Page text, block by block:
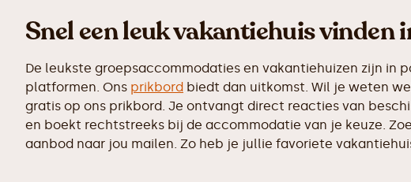
Snel een leuk vakantiehuis
De leukste groepsaccommodaties en vakantiehuizen zijn
platformen. Ons prikbord biedt dan uitkomst. Wil je weten
gratis op ons prikbord. Je ontvangt direct reacties van
en boekt rechtstreeks bij de accommodatie van je keuze.
aanbod naar jou mailen. Zo heb je jullie favoriete